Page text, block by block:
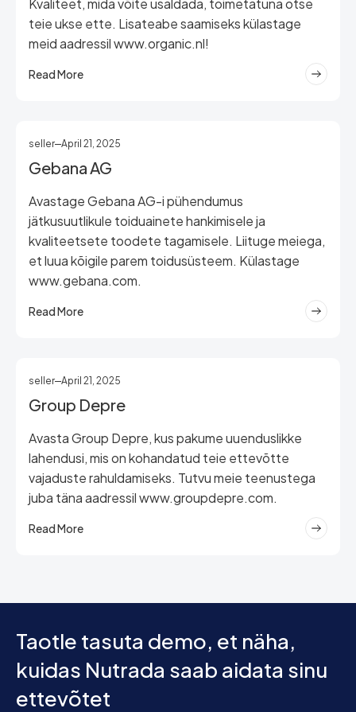
Kvaliteet, mida võite usaldada, toimetatuna otse
teie ukse ette. Lisateabe saamiseks külastage
meid aadressil www.organic.nl!
Read More
seller April 21, 2025
Gebana AG
Avastage Gebana AG-i pühendumus
jätkusuutlikule toiduainete hankimisele ja
kvaliteetsete toodete tagamisele. Liituge meiega,
et luua kõigile parem toidusüsteem. Külastage
www.gebana.com.
Read More
seller April 21, 2025
Group Depre
Avasta Group Depre, kus pakume uuenduslikke
lahendusi, mis on kohandatud teie ettevõtte
vajaduste rahuldamiseks. Tutvu meie teenustega
juba täna aadressil www.groupdepre.com.
Read More
Taotle tasuta demo, et näha,
kuidas Nutrada saab aidata sinu
ettevõtet